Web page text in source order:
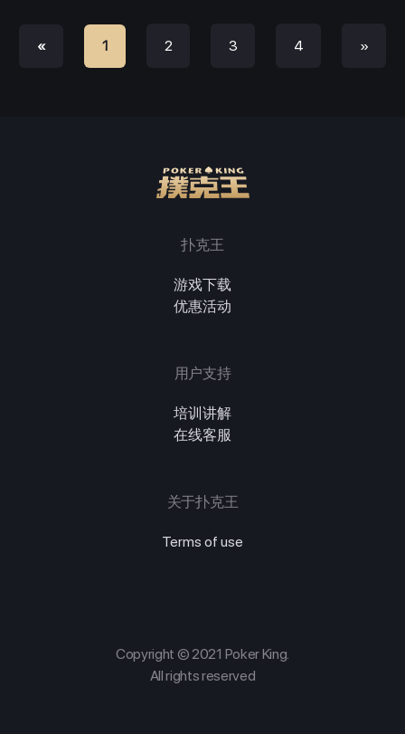
« 1 2 3 4 »
扑克王
游戏下载
优惠活动
用户支持
培训讲解
在线客服
关于扑克王
Terms of use
Copyright © 2021 Poker King.
All rights reserved